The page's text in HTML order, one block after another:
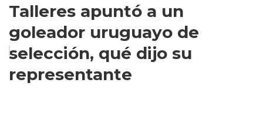
Talleres apuntó a un
goleador uruguayo de
selección, qué dijo su
representante